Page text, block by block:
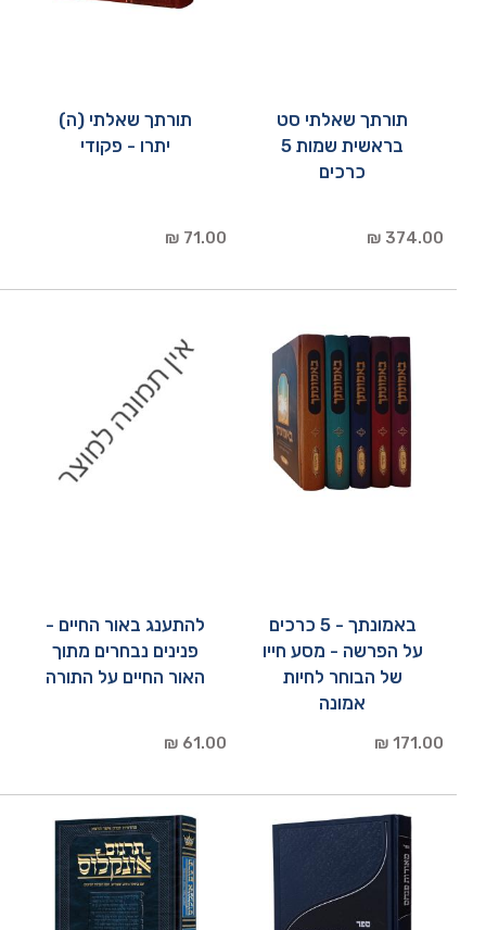
תורתך שאלתי (ה)
יתרו - פקודי
71.00 ₪
תורתך שאלתי סט
בראשית שמות 5
כרכים
374.00 ₪
להתענג באור החיים -
פנינים נבחרים מתוך
האור החיים על התורה
61.00 ₪
באמונתך - 5 כרכים
על הפרשה - מסע חייו
של הבוחר לחיות
אמונה
171.00 ₪